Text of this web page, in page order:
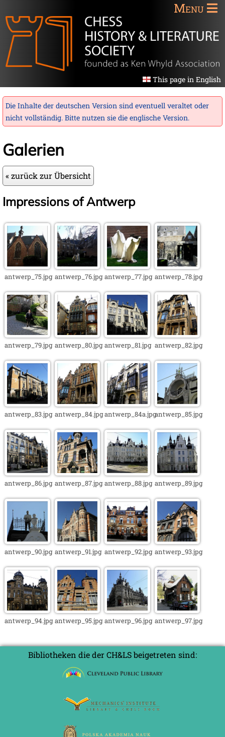
Menu
This page in English
Die Inhalte der deutschen Version sind eventuell veraltet oder
nicht vollständig. Bitte nutzen sie die englische Version.
Galerien
« zurück zur Übersicht
Impressions of Antwerp
antwerp_75.jpg antwerp_76.jpg antwerp_77.jpg antwerp_78.jpg
antwerp_79.jpg antwerp_80.jpg antwerp_81.jpg antwerp_82.jpg
antwerp_83.jpg antwerp_84.jpgantwerp_84a.jpgantwerp_85.jpg
antwerp_86.jpg antwerp_87.jpg antwerp_88.jpg antwerp_89.jpg
antwerp_90.jpg antwerp_91.jpg antwerp_92.jpg antwerp_93.jpg
antwerp_94.jpg antwerp_95.jpg antwerp_96.jpg antwerp_97.jpg
Bibliotheken die der CH&LS beigetreten sind: